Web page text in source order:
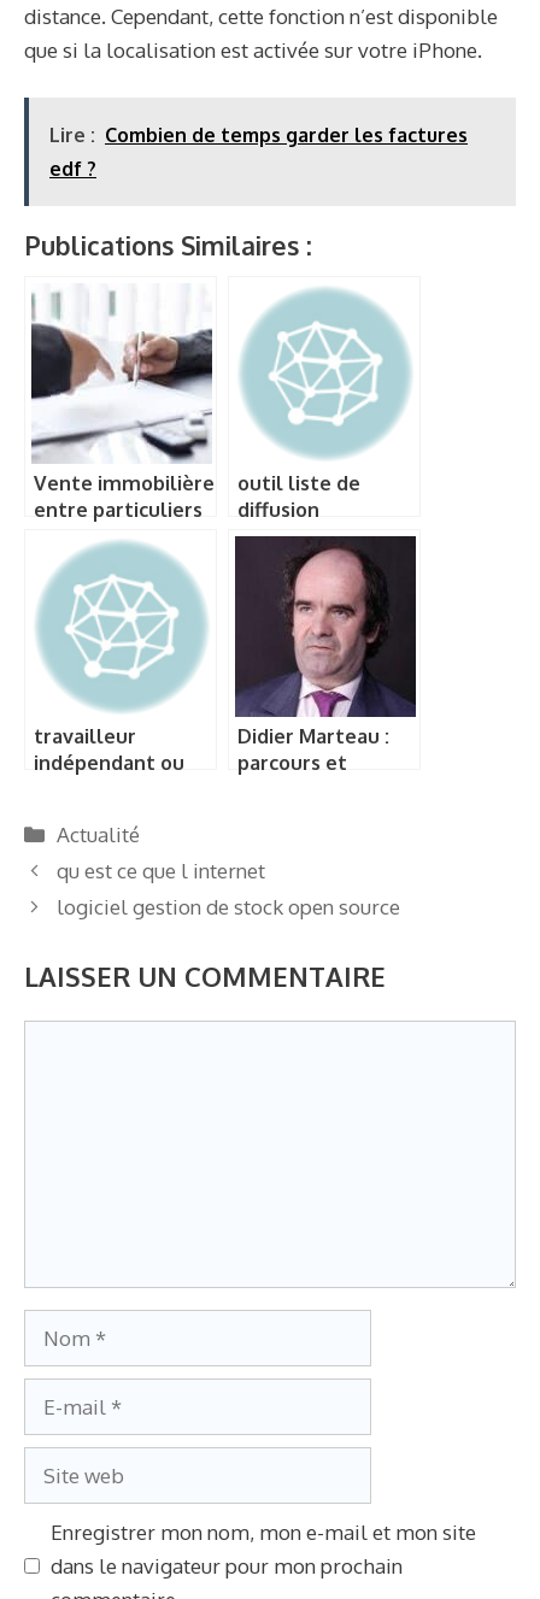
distance. Cependant, cette fonction n’est disponible
que si la localisation est activée sur votre iPhone.
Lire : Combien de temps garder les factures
edf ?
Publications Similaires :
Vente immobilière
entre particuliers
outil liste de
diffusion
travailleur
indépendant ou
Didier Marteau :
parcours et
Catégories
Actualité
qu est ce que l internet
logiciel gestion de stock open source
LAISSER UN COMMENTAIRE
Enregistrer mon nom, mon e-mail et mon site
dans le navigateur pour mon prochain